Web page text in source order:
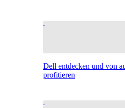
Dell entdecken und von
profitieren